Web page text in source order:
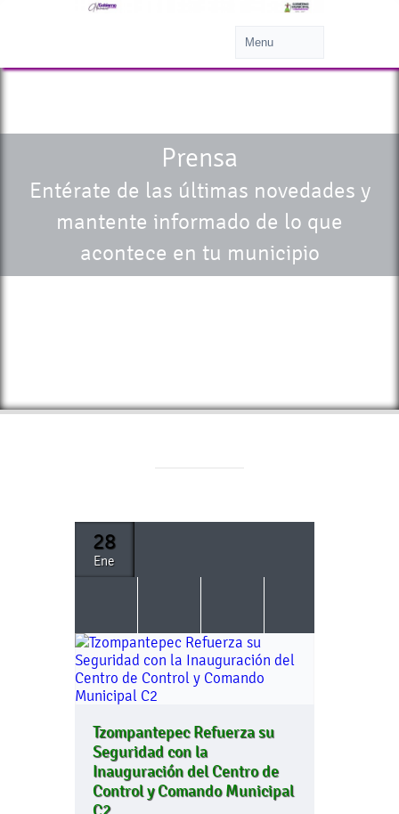
Prensa
Entérate de las últimas novedades y
mantente informado de lo que
acontece en tu municipio
28
Ene
Tzompantepec Refuerza su
Seguridad con la
Inauguración del Centro de
Control y Comando Municipal